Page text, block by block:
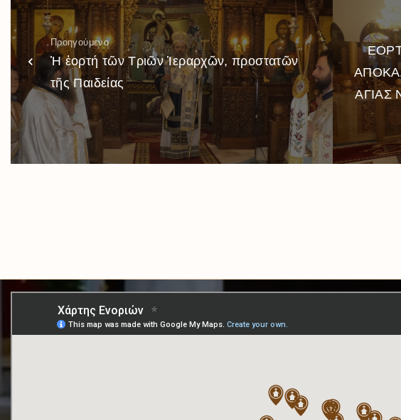
Προηγούμενο
Ἡ ἑορτή τῶν Τριῶν Ἱεραρχῶν, προστατῶν
τῆς Παιδείας
ΑΓΙΑΣ